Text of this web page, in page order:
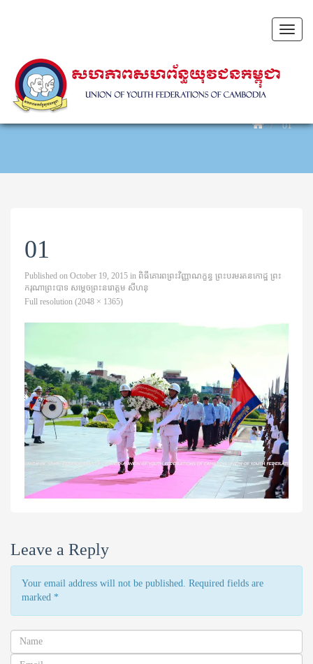
Toggle
01
01
Published on October 19, 2015 in ពិធីគោរពព្រះវិញ្ញាណក្ខន្ធ ⁣ព្រះបរមរតនកោដ្ឋ⁣⁣⁣⁣ ព្រះ
ករុណាព្រះបាទ⁣ សម្ដេចព្រះនរោត្តម សីហនុ
Full resolution (2048 × 1365)
Leave a Reply
Your email address will not be published. Required fields are
marked *